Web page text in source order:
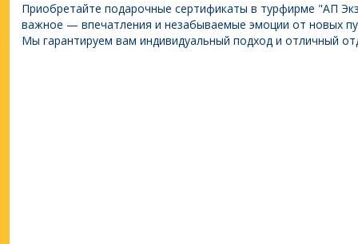
Приобретайте подарочные сертификаты в турфирме "АП
важное — впечатления и незабываемые эмоции от новых
Мы гарантируем вам индивидуальный подход и отличный